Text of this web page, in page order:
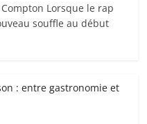
Lorsque le rap
souffle au début
: entre gastronomie et